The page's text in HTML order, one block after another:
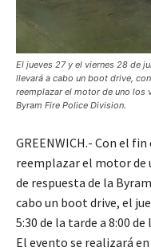
El jueves 27 y el viernes 28 de
llevará a cabo un boot drive,
reemplazar el motor de uno los
Byram Fire Police Division.
GREENWICH.- Con el
reemplazar el motor de
de respuesta de la
cabo un boot drive, el
5:30 de la tarde a 8:00 de
El evento se realizará